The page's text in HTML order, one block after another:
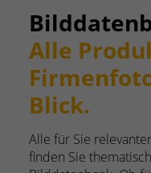
Alle
Blick.
Alle für Sie
finden Sie